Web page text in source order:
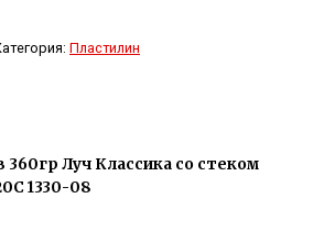
Пластилин
360гр Луч Классика со стеком
1330-08